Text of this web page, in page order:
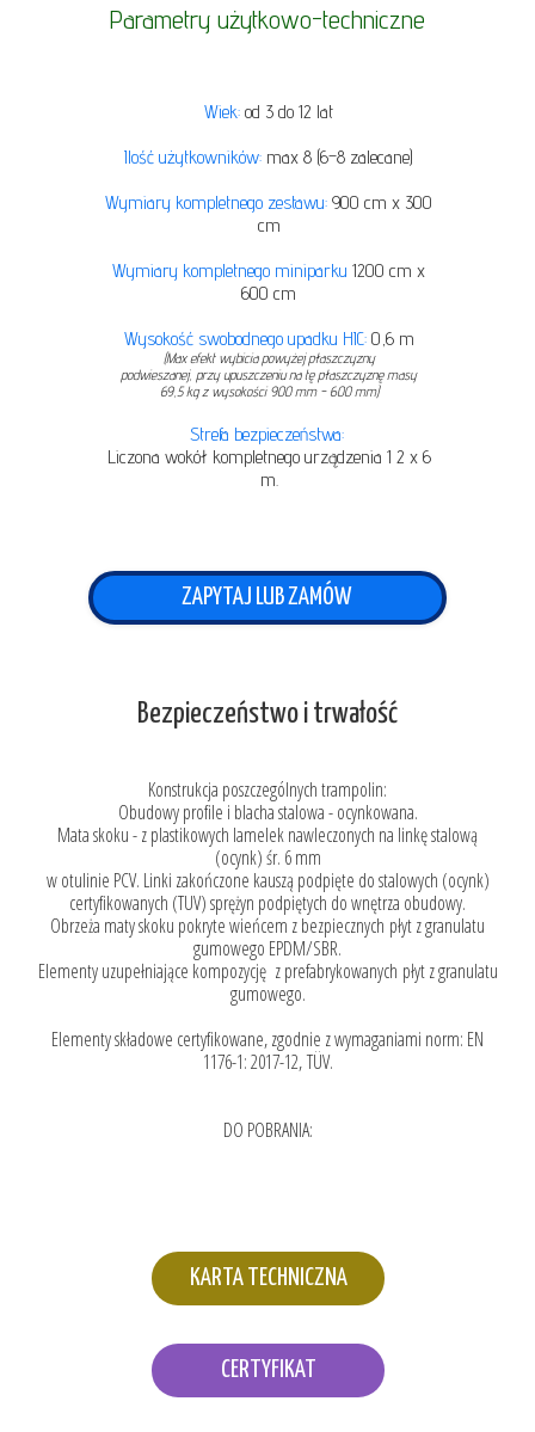
ZAPYTAJ LUB ZAMÓW
Parametry użytkowo-techniczne
CERTYFIKAT
KARTA TECHNICZNA
Bezpieczeństwo i trwałość
Konstrukcja poszczególnych trampolin:
Obudowy profile i blacha stalowa - ocynkowana.
Mata skoku - z plastikowych lamelek nawleczonych na linkę stalową
(ocynk) śr. 6 mm
w otulinie PCV. Linki zakończone kauszą podpięte do stalowych (ocynk)
certyfikowanych (TUV) sprężyn podpiętych do wnętrza obudowy.
Obrzeża maty skoku pokryte wieńcem z bezpiecznych płyt z granulatu
gumowego EPDM/SBR.
Elementy uzupełniające kompozycję z prefabrykowanych płyt z granulatu
gumowego.
Elementy składowe certyfikowane, zgodnie z wymaganiami norm: EN
1176-1: 2017-12, TÜV.
DO POBRANIA:
Wiek: od 3 do 12 lat
Ilość użytkowników: max 8 (6–8 zalecane)
Wymiary kompletnego zestawu: 900 cm x 300
cm
Wymiary kompletnego miniparku 1200 cm x
600 cm
Wysokość swobodnego upadku HIC: 0,6 m
(Max efekt wybicia powyżej płaszczyzny
podwieszanej, przy upuszczeniu na tę płaszczyznę masy
69,5 kg z wysokości 900 mm - 600 mm)
Strefa bezpieczeństwa:
Liczona wokół kompletnego urządzenia 1 2 x 6
m.